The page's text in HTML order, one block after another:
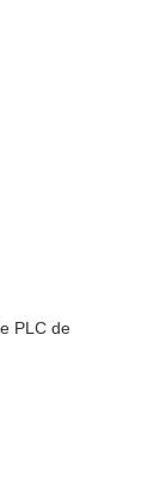
PLC de